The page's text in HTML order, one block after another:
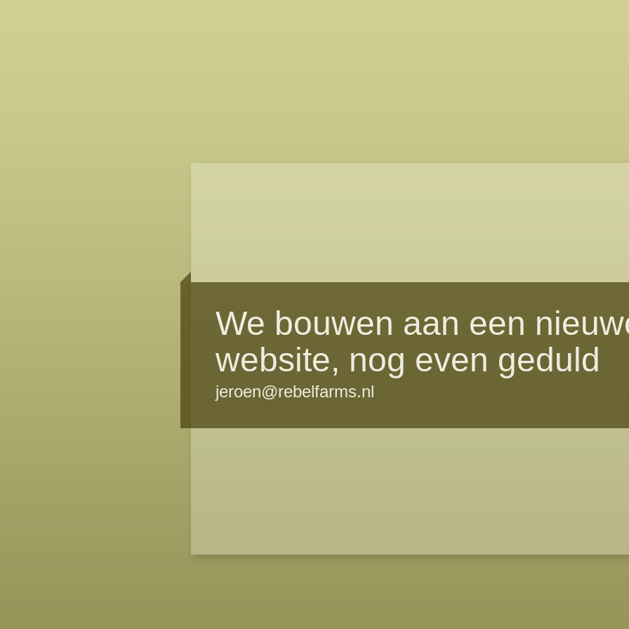
We bouwen aan een
website, nog even geduld
jeroen@rebelfarms.nl